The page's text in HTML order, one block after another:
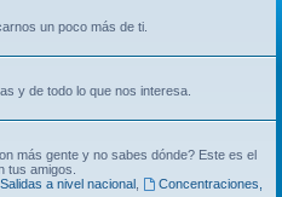
un poco más de ti.
y de todo lo que nos interesa.
más gente y no sabes dónde? Este es el
tus amigos.
Salidas a nivel nacional,
Concentraciones,